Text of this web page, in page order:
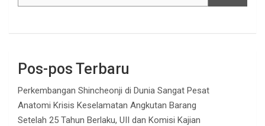
Pos-pos Terbaru
Perkembangan Shincheonji di Dunia Sangat Pesat
Anatomi Krisis Keselamatan Angkutan Barang
Setelah 25 Tahun Berlaku, UII dan Komisi Kajian